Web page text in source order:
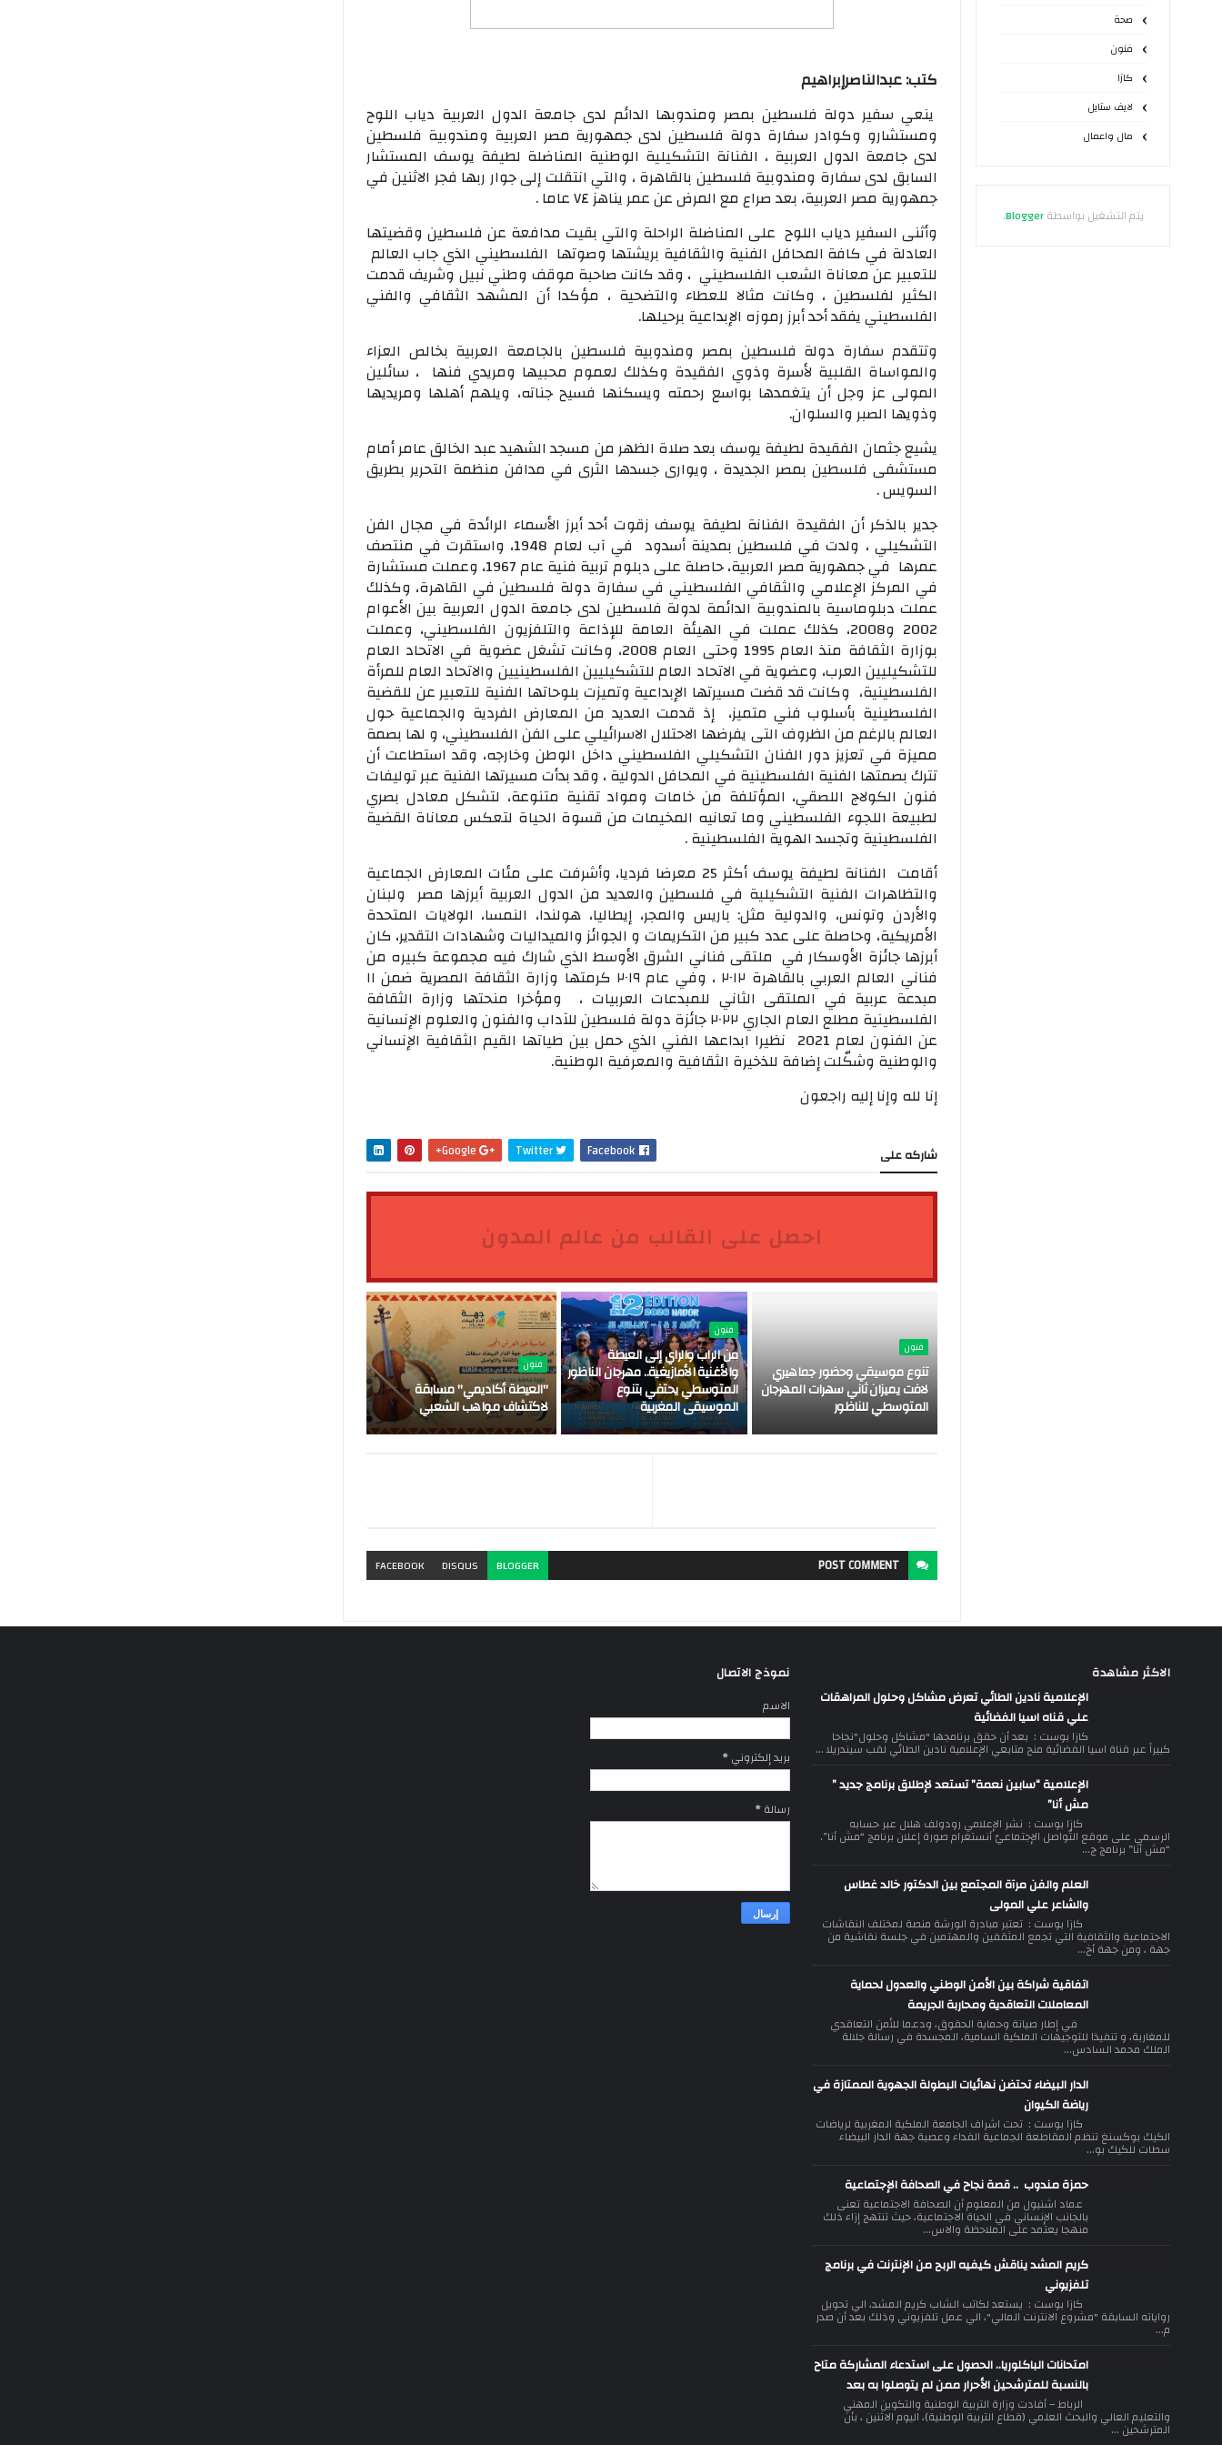
صحة
فنون
كازا
لايف ستايل
مال واعمال
يتم التشغيل بواسطةBlogger
.
كتب: عبدالناصرإبراهيم
ينعي سفير دولة فلسطين بمصر ومندوبها الدائم لدى جامعة الدول العربية دياب اللوح
ومستشارو وكوادر سفارة دولة فلسطين لدى جمهورية مصر العربية ومندوبية فلسطين
لدى جامعة الدول العربية ، الفنانة التشكيلية الوطنية المناضلة لطيفة يوسف المستشار
السابق لدى سفارة ومندوبية فلسطين بالقاهرة ، والتي انتقلت إلى جوار ربها فجر الاثنين في
جمهورية مصر العربية، بعد صراع مع المرض عن عمر يناهز ٧٤ عاما .
وأثنى السفير دياب اللوح على المناضلة الراحلة والتي بقيت مدافعة عن فلسطين وقضيتها
العادلة في كافة المحافل الفنية والثقافية بريشتها وصوتها الفلسطيني الذي جاب العالم
للتعبير عن معاناة الشعب الفلسطيني ، وقد كانت صاحبة موقف وطني نبيل وشريف قدمت
الكثير لفلسطين ، وكانت مثالا للعطاء والتضحية ، مؤكدا أن المشهد الثقافي والفني
الفلسطيني يفقد أحد أبرز رموزه الإبداعية برحيلها.
وتتقدم سفارة دولة فلسطين بمصر ومندوبية فلسطين بالجامعة العربية بخالص العزاء
والمواساة القلبية لأسرة وذوي الفقيدة وكذلك لعموم محبيها ومريدي فنها ، سائلين
المولى عز وجل أن يتغمدها بواسع رحمته ويسكنها فسيح جناته، ويلهم أهلها ومريديها
وذويها الصبر والسلوان.
يشيع جثمان الفقيدة لطيفة يوسف بعد صلاة الظهر من مسجد الشهيد عبد الخالق عامر أمام
مستشفى فلسطين بمصر الجديدة ، ويوارى جسدها الثرى في مدافن منظمة التحرير بطريق
السويس .
جدير بالذكر أن الفقيدة الفنانة لطيفة يوسف زقوت أحد أبرز الأسماء الرائدة في مجال الفن
التشكيلي ، ولدت في فلسطين بمدينة أسدود في آب لعام 1948، واستقرت في منتصف
عمرها في جمهورية مصر العربية، حاصلة على دبلوم تربية فنية عام 1967، وعملت مستشارة
في المركز الإعلامي والثقافي الفلسطيني في سفارة دولة فلسطين في القاهرة، وكذلك
عملت دبلوماسية بالمندوبية الدائمة لدولة فلسطين لدى جامعة الدول العربية بين الأعوام
2002 و2008، كذلك عملت في الهيئة العامة للإذاعة والتلفزيون الفلسطيني، وعملت
بوزارة الثقافة منذ العام 1995 وحتى العام 2008، وكانت تشغل عضوية في الاتحاد العام
للتشكيليين العرب، وعضوية في الاتحاد العام للتشكيليين الفلسطينيين والاتحاد العام للمرأة
الفلسطينية، وكانت قد قضت مسيرتها الإبداعية وتميزت بلوحاتها الفنية للتعبير عن للقضية
الفلسطينية بأسلوب فني متميز، إذ قدمت العديد من المعارض الفردية والجماعية حول
العالم بالرغم من الظروف التى يفرضها الاحتلال الاسرائيلي على الفن الفلسطيني، و لها بصمة
مميزة في تعزيز دور الفنان التشكيلي الفلسطيني داخل الوطن وخارجه، وقد استطاعت أن
تترك بصمتها الفنية الفلسطينية في المحافل الدولية ، وقد بدأت مسيرتها الفنية عبر توليفات
فنون الكولاج اللصقي، المؤتلفة من خامات ومواد تقنية متنوعة، لتشكل معادل بصري
لطبيعة اللجوء الفلسطيني وما تعانيه المخيمات من قسوة الحياة لتعكس معاناة القضية
الفلسطينية وتجسد الهوية الفلسطينية .
أقامت الفنانة لطيفة يوسف أكثر 25 معرضا فرديا، وأشرفت على مئات المعارض الجماعية
والتظاهرات الفنية التشكيلية في فلسطين والعديد من الدول العربية أبرزها مصر ولبنان
والأردن وتونس، والدولية مثل: باريس والمجر، إيطاليا، هولندا، النمسا، الولايات المتحدة
الأمريكية، وحاصلة على عدد كبير من التكريمات و الجوائز والميداليات وشهادات التقدير، كان
أبرزها جائزة الأوسكار في ملتقى فناني الشرق الأوسط الذي شارك فيه مجموعة كبيره من
فناني العالم العربي بالقاهرة ٢٠١٢ ، وفي عام ٢٠١٩ كرمتها وزارة الثقافة المصرية ضمن ١١
مبدعة عربية في الملتقى الثاني للمبدعات العربيات ، ومؤخرا منحتها وزارة الثقافة
الفلسطينية مطلع العام الجاري ٢٠٢٢ جائزة دولة فلسطين للآداب والفنون والعلوم الإنسانية
عن الفنون لعام 2021 نظيرا ابداعها الفني الذي حمل بين طياتها القيم الثقافية الإنساني
والوطنية وشكّلت إضافة للذخيرة الثقافية والمعرفية الوطنية.
إنا لله وإنا إليه راجعون
شاركه على Facebook
Twitter
احصل على القالب من عالم المدون
فنون
تنوع موسيقي وحضور جماهيري
لافت يميزان ثاني سهرات المهرجان
المتوسطي للناظور
فنون
من الراب والراي إلى العيطة
والأغنية الأمازيغية.. مهرجان الناظور
المتوسطي يحتفي بتنوع
الموسيقى المغربية
فنون
"العيطة أكاديمي" مسابقة
لاكتشاف مواهب الشعبي
POSTCOMMENT
BLOGGER
DISQUS
FACEBOOK
الاكثر مشاهدة
الإعلامية نادين الطائي تعرض مشاكل وحلول المراهقات
علي قناه اسيا الفضائية
كازا بوست : بعد أن حقق برنامجها "مشاكل وحلول"نجاحا
كبيراً عبر قناة اسيا الفضائية منح متابعي الإعلامية نادين الطائي لقب سيندريلا ...
الإعلامية “سابين نعمة” تستعد لإطلاق برنامج جديد ”
مش أنا”
كازا بوست : نشر الإعلامي رودولف هلال عبر حسابه
الرسمي على موقع التّواصل الإجتماعيّ أنستغرام صورة إعلان برنامج “مش أنا”.
“مش أنا” برنامج ج...
العلم والفن مرآة المجتمع بين الدكتور خالد غطاس
والشاعر علي المولى
كازا بوست : تعتبر مبادرة الورشة منصة لمختلف النقاشات
الاجتماعية والثقافية التي تجمع المثقفين والمهتمين في جلسة نقاشية من
جهة ، ومن جهة أخ...
اتفاقية شراكة بين الأمن الوطني والعدول لحماية
المعاملات التعاقدية ومحاربة الجريمة
في إطار صيانة وحماية الحقوق، ودعما للأمن التعاقدي
للمغاربة، و تنفيذا للتوجيهات الملكية السامية، المجسدة في رسالة جلالة
الملك محمد السادس...
الدار البيضاء تحتضن نهائيات البطولة الجهوية الممتازة في
رياضة الكيوان
كازا بوست : تحت اشراف الجامعة الملكية المغربية لرياضات
الكيك بوكسنغ تنظم المقاطعة الجماعية الفداء وعصبة جهة الدار البيضاء
سطات للكيك بو...
حمزة مندوب .. قصة نجاح في الصحافة الإجتماعية
عماد اشنيول من المعلوم أن الصحافة الاجتماعية تعنى
بالجانب الإنساني في الحياة الاجتماعية، حيث تنتهج إزاء ذلك
منهجا يعتمد على الملاحظة والاس...
كريم المشد يناقش كيفيه الربح من الإنترنت في برنامج
تلفزيوني
كازا بوست : يستعد لكاتب الشاب كريم المشد، الي تحويل
رواياته السابقة "مشروع الانترنت المالي"، الي عمل تلفزيوني وذلك بعد أن صدر
م...
امتحانات الباكلوريا.. الحصول على استدعاء المشاركة متاح
بالنسبة للمترشحين الأحرار ممن لم يتوصلوا به بعد
الرباط – أفادت وزارة التربية الوطنية والتكوين المهني
والتعليم العالي والبحث العلمي (قطاع التربية الوطنية)، اليوم الاثنين ، بأن
المترشحين ...
نموذج الاتصال
الاسم
بريد إلكتروني*
رسالة*